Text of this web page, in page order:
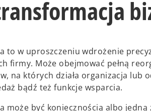
to w uproszczeniu wdrożenie
firmy. Może obejmować pełną
na których działa organizacja lub
bądź też funkcje wsparcia.
może być koniecznością albo